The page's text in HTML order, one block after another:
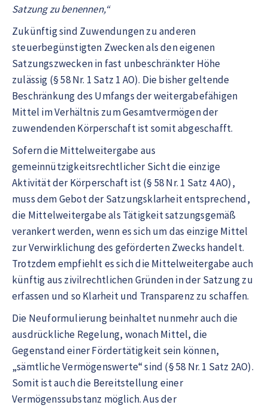
Satzung zu benennen,“
Zukünftig sind Zuwendungen zu anderen
steuerbegünstigten Zwecken als den eigenen
Satzungszwecken in fast unbeschränkter Höhe
zulässig (§ 58 Nr. 1 Satz 1 AO). Die bisher geltende
Beschränkung des Umfangs der weitergabefähigen
Mittel im Verhältnis zum Gesamtvermögen der
zuwendenden Körperschaft ist somit abgeschafft.
Sofern die Mittelweitergabe aus
gemeinnützigkeitsrechtlicher Sicht die einzige
Aktivität der Körperschaft ist (§ 58 Nr. 1 Satz 4 AO),
muss dem Gebot der Satzungsklarheit entsprechend,
die Mittelweitergabe als Tätigkeit satzungsgemäß
verankert werden, wenn es sich um das einzige Mittel
zur Verwirklichung des geförderten Zwecks handelt.
Trotzdem empfiehlt es sich die Mittelweitergabe auch
künftig aus zivilrechtlichen Gründen in der Satzung zu
erfassen und so Klarheit und Transparenz zu schaffen.
Die Neuformulierung beinhaltet nunmehr auch die
ausdrückliche Regelung, wonach Mittel, die
Gegenstand einer Fördertätigkeit sein können,
„sämtliche Vermögenswerte“ sind (§ 58 Nr. 1 Satz 2AO).
Somit ist auch die Bereitstellung einer
Vermögenssubstanz möglich. Aus der